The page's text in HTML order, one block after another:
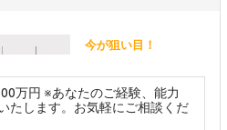
今が狙い目！
万円 ※あなたのご経験、能力
たします。お気軽にご相談くだ